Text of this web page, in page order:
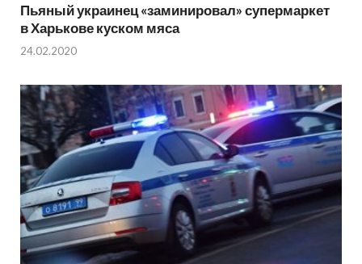
Пьяный украинец «заминировал» супермаркет
в Харькове куском мяса
24.02.2020